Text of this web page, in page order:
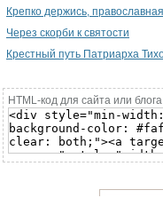
Крепко держись,
Через скорби к святости
Крестный путь Патриарха
HTML-код для сайта или